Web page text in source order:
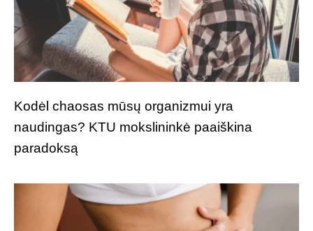
Kodėl chaosas mūsų organizmui yra
naudingas? KTU mokslininkė paaiškina
paradoksą